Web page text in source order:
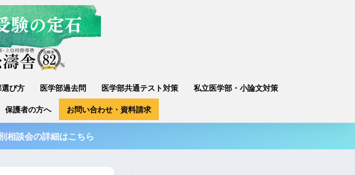
び方 医学部過去問 医学部共通テスト対策
私立医学部・小論文対策
保護者の方へ お問い合わせ・資料請求
相談会の詳細はこちら